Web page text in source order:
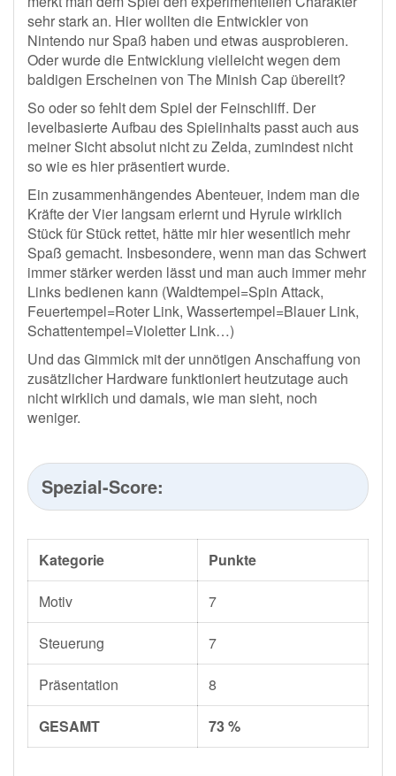
sehr stark an. Hier wollten die Entwickler von
Nintendo nur Spaß haben und etwas ausprobieren.
Oder wurde die Entwicklung vielleicht wegen dem
baldigen Erscheinen von The Minish Cap übereilt?
So oder so fehlt dem Spiel der Feinschliff. Der
levelbasierte Aufbau des Spielinhalts passt auch aus
meiner Sicht absolut nicht zu Zelda, zumindest nicht
so wie es hier präsentiert wurde.
Ein zusammenhängendes Abenteuer, indem man die
Kräfte der Vier langsam erlernt und Hyrule wirklich
Stück für Stück rettet, hätte mir hier wesentlich mehr
Spaß gemacht. Insbesondere, wenn man das Schwert
immer stärker werden lässt und man auch immer mehr
Links bedienen kann (Waldtempel=Spin Attack,
Feuertempel=Roter Link, Wassertempel=Blauer Link,
Schattentempel=Violetter Link…)
Und das Gimmick mit der unnötigen Anschaffung von
zusätzlicher Hardware funktioniert heutzutage auch
nicht wirklich und damals, wie man sieht, noch
weniger.
Spezial-Score:
Kategorie Punkte
Motiv 7
Steuerung 7
Präsentation 8
GESAMT 73 %